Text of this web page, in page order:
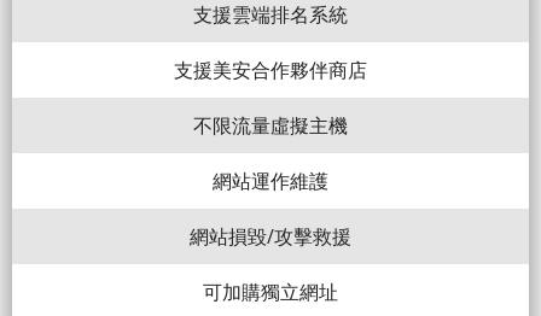
支援雲端排名系統
支援美安合作夥伴商店
不限流量虛擬主機
網站運作維護
網站損毀/攻擊救援
可加購獨立網址